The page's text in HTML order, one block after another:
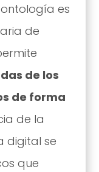
es
de
de los
de forma
de la
digital se
que